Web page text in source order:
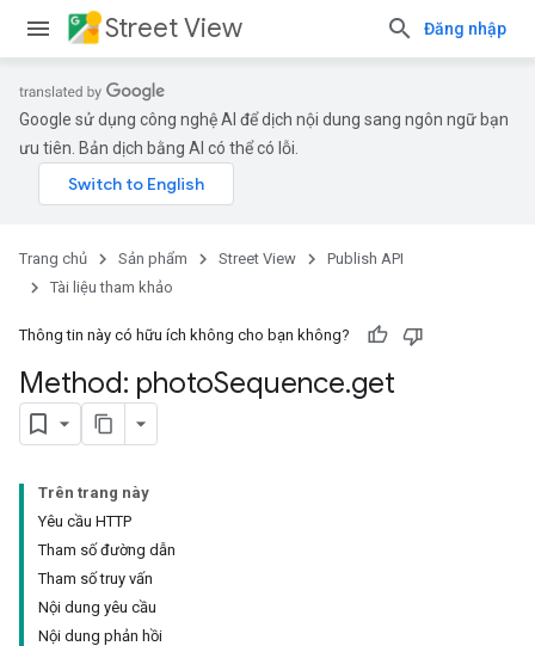
Street View Đăng nhập
Google sử dụng công nghệ AI để dịch nội dung sang ngôn ngữ bạn
ưu tiên. Bản dịch bằng AI có thể có lỗi.
Trang chủ Sản phẩm Street View
Publish API
Tài liệu tham khảo
Thông tin này có hữu ích không cho bạn không?
Method: photoSequence.get
Trên trang này
Yêu cầu HTTP
Tham số đường dẫn
Tham số truy vấn
Nội dung yêu cầu
Nội dung phản hồi